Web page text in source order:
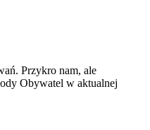
Przykro nam, ale
Obywatel w aktualnej